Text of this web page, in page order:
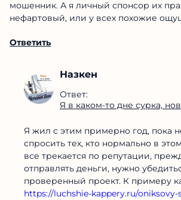
мошенник. А я личный спонсор их
нефартовый, или у всех похожие
Ответить
Назкен
Ответ:
Я в каком-то дне сурка,
Я жил с этим примерно год, пока
спросить тех, кто нормально в
все трекается по репутации,
отправлять деньги, нужно
проверенный проект. К примеру
https://luchshie-kappery.ru/oniksovy-